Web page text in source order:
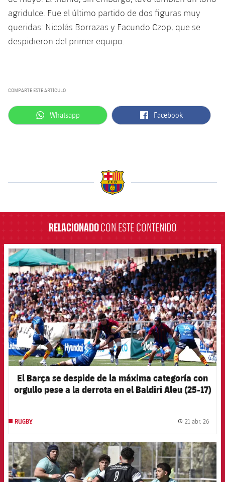
agridulce. Fue el último partido de dos figuras muy
queridas: Nicolás Borrazas y Facundo Czop, que se
despidieron del primer equipo.
COMPARTE ESTE ARTÍCULO
label.aria.whatsapp
Whatsapp label.aria.facebook
Facebook
RELACIONADOCON ESTE CONTENIDO
FCB Barcelona badge
El Barça se despide de la máxima categoría con
orgullo pese a la derrota en el Baldiri Aleu (25-17)
RUGBY 21 abr. 26
FCB Barcelona badge